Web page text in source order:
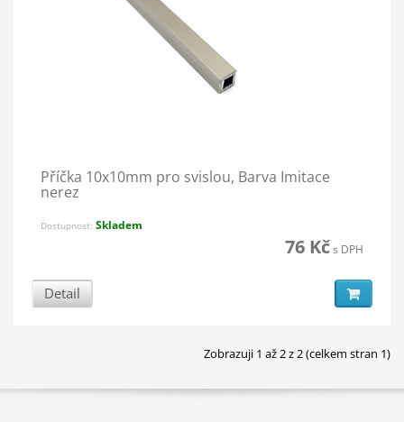
Příčka 10x10mm pro svislou, Barva Imitace
nerez
Dostupnost: Skladem
76 Kčs DPH
Detail
Zobrazuji 1 až 2 z 2 (celkem stran 1)